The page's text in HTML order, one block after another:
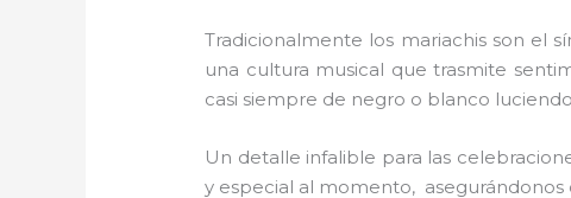
Tradicionalmente los mariachis son el
una cultura musical que trasmite
casi siempre de negro o blanco
Un detalle infalible para las
y especial al momento,